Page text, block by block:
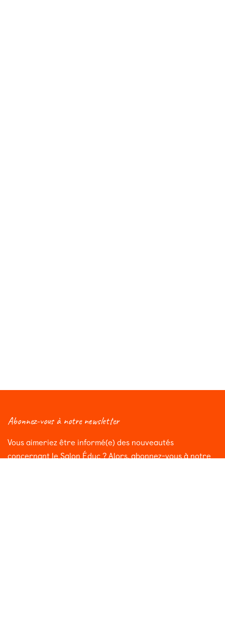
Abonnez-vous à notre newsletter
Vous aimeriez être informé(e) des nouveautés
concernant le Salon Éduc ? Alors, abonnez-vous à notre